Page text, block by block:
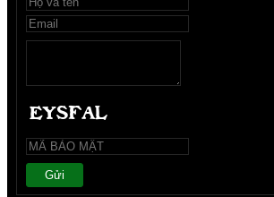
Gửi